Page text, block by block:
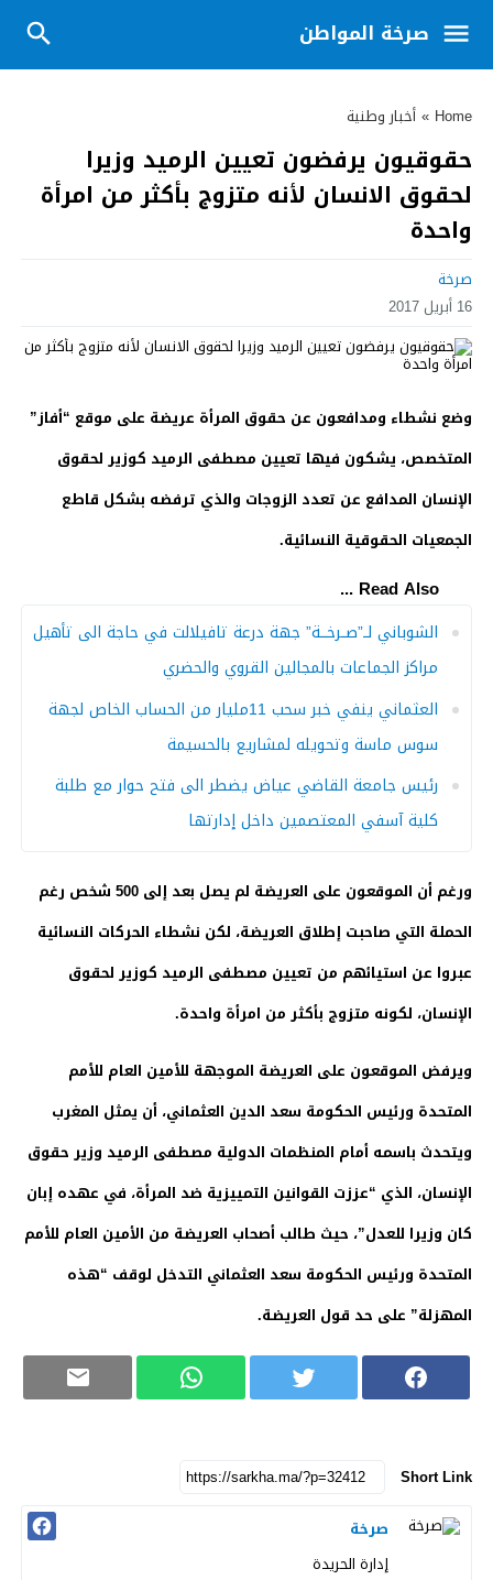
صرخة المواطن
Home
» أخبار وطنية
حقوقيون يرفضون تعيين الرميد وزيرا
لحقوق الانسان لأنه متزوج بأكثر من امرأة
واحدة
صرخة
16 أبريل 2017
وضع نشطاء ومدافعون عن حقوق المرأة عريضة على موقع “أفاز”
المتخصص، يشكون فيها تعيين مصطفى الرميد كوزير لحقوق
الإنسان المدافع عن تعدد الزوجات والذي ترفضه بشكل قاطع
الجمعيات الحقوقية النسائية.
Read Also ...
الشوباني لــ”صــرخـــة” جهة درعة تافيلالت في حاجة الى تأهيل
مراكز الجماعات بالمجالين القروي والحضري
العثماني ينفي خبر سحب 11مليار من الحساب الخاص لجهة
سوس ماسة وتحويله لمشاريع بالحسيمة
رئيس جامعة القاضي عياض يضطر الى فتح حوار مع طلبة
كلية آسفي المعتصمين داخل إدارتها
ورغم أن الموقعون على العريضة لم يصل بعد إلى 500 شخص رغم
الحملة التي صاحبت إطلاق العريضة، لكن نشطاء الحركات النسائية
عبروا عن استيائهم من تعيين مصطفى الرميد كوزير لحقوق
الإنسان، لكونه متزوج بأكثر من امرأة واحدة.
ويرفض الموقعون على العريضة الموجهة للأمين العام للأمم
المتحدة ورئيس الحكومة سعد الدين العثماني، أن يمثل المغرب
ويتحدث باسمه أمام المنظمات الدولية مصطفى الرميد وزير حقوق
الإنسان، الذي “عززت القوانين التمييزية ضد المرأة، في عهده إبان
كان وزيرا للعدل”، حيث طالب أصحاب العريضة من الأمين العام للأمم
المتحدة ورئيس الحكومة سعد العثماني التدخل لوقف “هذه
المهزلة” على حد قول العريضة.
Short Link
صرخة
إدارة الحريدة